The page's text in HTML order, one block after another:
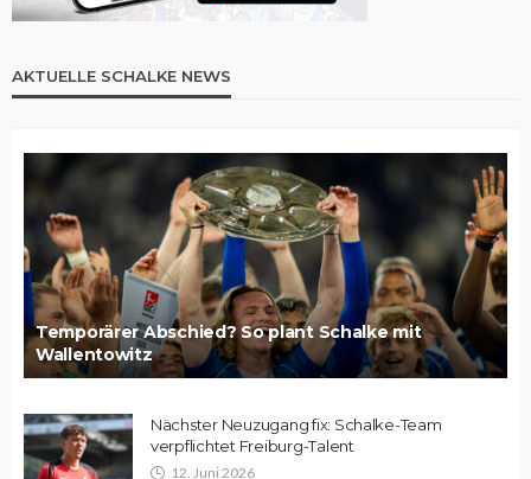
AKTUELLE SCHALKE NEWS
Temporärer Abschied? So plant Schalke mit
Wallentowitz
Nächster Neuzugang fix: Schalke-Team
verpflichtet Freiburg-Talent
12. Juni 2026